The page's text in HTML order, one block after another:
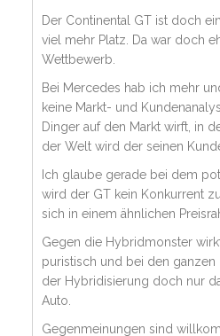
Der Continental GT ist doch
viel mehr Platz. Da war doch
Wettbewerb.
Bei Mercedes hab ich mehr
keine Markt- und
Dinger auf den Markt wirft, in
der Welt wird der seinen
Ich glaube gerade bei dem
wird der GT kein Konkurrent
sich in einem ähnlichen
Gegen die Hybridmonster
puristisch und bei den
der Hybridisierung doch nur
Auto.
Gegenmeinungen sind